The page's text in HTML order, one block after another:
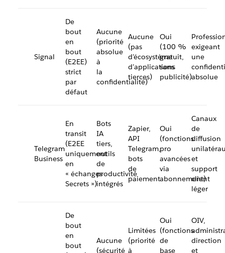
Signal
De
bout
en
bout
(E2EE)
strict
par
défaut
Aucune
(priorité
absolue
à
la
confidentialité)
Aucune
(pas
d’écosystème
d’applications
tierces)
Oui
(100 %
gratuit,
sans
publicité)
exigeant
une
absolue
Telegram
Business
En
transit
(E2EE
uniquement
en
« échanges
Secrets »)
Bots
IA
tiers,
outils
de
productivité
intégrés
Zapier,
API
Telegram,
bots
de
paiement
Oui
(fonctions
pro
avancées
via
abonnement)
Canaux
de
diffusion
et
support
client
léger
De
bout
en
bout
Aucune
(sécurité
Limitées
(priorité
à
Oui
(fonctions
de
base
OIV,
direction
et